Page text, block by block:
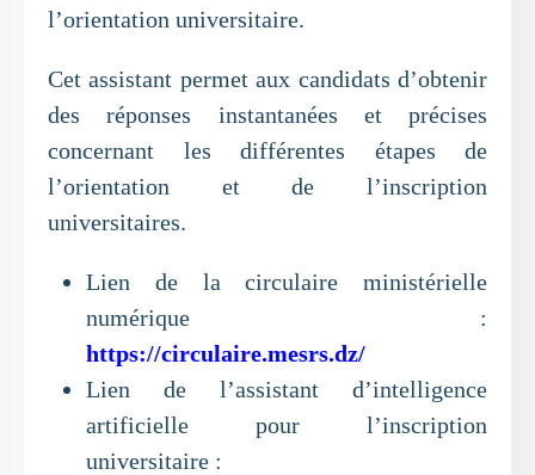
l’orientation universitaire.
Cet assistant permet aux candidats d’obtenir
des réponses instantanées et précises
concernant les différentes étapes de
l’orientation et de l’inscription
universitaires.
Lien de la circulaire ministérielle
numérique :
https://circulaire.mesrs.dz/
Lien de l’assistant d’intelligence
artificielle pour l’inscription
universitaire :